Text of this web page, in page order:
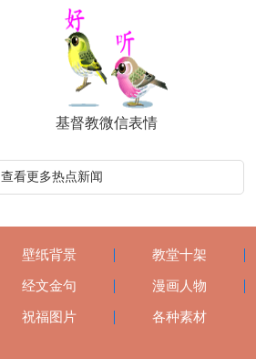
基督教微信表情
查看更多热点新闻
壁纸背景 教堂十架
经文金句 漫画人物
祝福图片 各种素材